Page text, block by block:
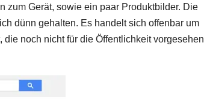
zum Gerät, sowie ein paar Produktbilder. Die
dünn gehalten. Es handelt sich offenbar um
noch nicht für die Öffentlichkeit vorgesehen